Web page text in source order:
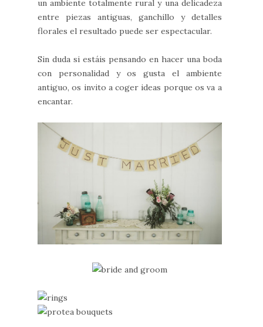
un ambiente totalmente rural y una delicadeza
entre piezas antiguas, ganchillo y detalles
florales el resultado puede ser espectacular.
Sin duda si estáis pensando en hacer una boda
con personalidad y os gusta el ambiente
antiguo, os invito a coger ideas porque os va a
encantar.